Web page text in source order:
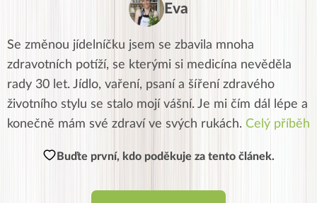
Eva
Se změnou jídelníčku jsem se zbavila mnoha
zdravotních potíží, se kterými si medicína nevěděla
rady 30 let. Jídlo, vaření, psaní a šíření zdravého
životního stylu se stalo mojí vášní. Je mi čím dál lépe a
konečně mám své zdraví ve svých rukách. Celý příběh
Buďte první, kdo poděkuje za tento článek.